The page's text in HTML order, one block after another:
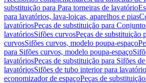
substituição para Para torneiras de lavatório
para lavatórios, lava-loiças, aparelhos e pias
lavatóriosPeças de substituição para
lavatóriosSifões curvosPeças de substituição
curvosSifões curvos, modelo poupa-espaço
para Sifões curvos, modelo poupa-espaço
lavatóriosPeças de substituição para Sifões
lavatóriosSifões de tubo interior para
economizador de espaçoPeças de